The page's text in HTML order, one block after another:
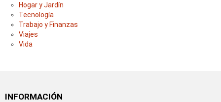
Hogar y Jardín
Tecnología
Trabajo y Finanzas
Viajes
Vida
INFORMACIÓN